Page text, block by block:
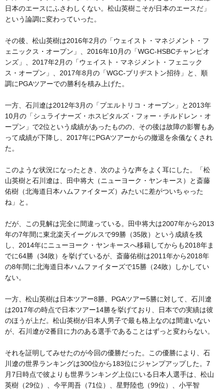
日本のエースにふさわしくない。松山英樹こそが日本のエースだ」
という論調に変わっていった。
その後、松山英樹は2016年2月の「ウェイスト・マネジメント・フ
ェニックス・オープン」、2016年10月の「WGC-HSBCチャンピオ
ンズ」、2017年2月の「ウェイスト・マネジメント・フェニック
ス・オープン」、2017年8月の「WGC-ブリヂストン招待」と、順
調にPGAツアーでの勝利を積み上げた。
一方、石川遼は2012年3月の「プエルトリコ・オープン」と2013年
10月の「シュライナーズ・ホスピタルズ・フォー・チルドレン・オ
ープン」で2位という成績があったものの、その後は故障の影響もあ
って成績が下降し、2017年にPGAツアーからの撤退を余儀なくされ
た。
このような状況になったとき、次のような声をよく耳にした。「松
山英樹と石川遼は、田中将大（ニューヨーク・ヤンキース）と斎藤
佑樹（北海道日本ハムファイターズ）みたいに差がついちゃった
ね」と。
だが、この見解は完全に間違っている。田中将大は2007年から2013
年の7年間に東北楽天イーグルスで99勝（35敗）という成績を残
し、2014年にニューヨーク・ヤンキースへ移籍してからも2018年ま
でに64勝（34敗）を挙げているが、斎藤佑樹は2011年から2018年
の8年間に北海道日本ハムファイターズで15勝（24敗）しかしてい
ない。
一方、松山英樹は日本ツアー8勝、PGAツアー5勝に対して、石川遼
は2017年の時点で日本ツアー14勝を挙げており、日本での実績は彼
のほうが上だ。松山英樹が日本人男子で最も格上なのは間違いない
が、石川遼が2番目に力のある選手であることはずっと変わらない。
それを証明してみせたのが今回の優勝だった。この優勝により、石
川遼の世界ランキングは300位から183位にジャンプアップした。7
月7日時点で彼よりも世界ランキング上位にいる日本人選手は、松山
英樹（29位）、今平周吾（71位）、星野陸也（99位）、小平智